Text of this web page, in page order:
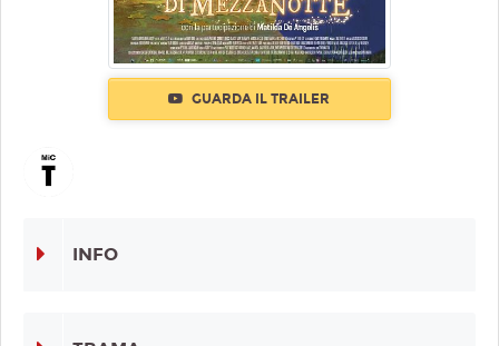
GUARDA IL TRAILER
INFO